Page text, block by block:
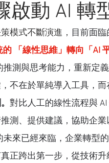
啟動 AI 轉
模式不斷演進， 目前面
的 「線性思維」轉向「AI
推測與思考能力，重新定義
不在於單純導入工具，
對比人工的線性流程與
測、提供建議，協助企業
未來已經來臨，企業轉型
正跨出第一步，從技術